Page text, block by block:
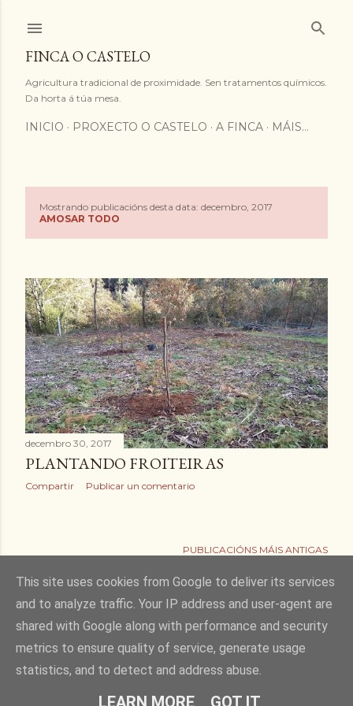
FINCA O CASTELO
Agricultura tradicional de proximidade. Sen tratamentos químicos.
Da horta á túa mesa.
INICIO PROXECTO O CASTELO A FINCA MÁIS…
b
l
i
c
a
c
i
ó
s
Mostrando publicacións desta data: decembro, 2017
AMOSAR TODO
decembro 30, 2017
PLANTANDO FROITEIRAS
Compartir Publicar un comentario
PUBLICACIÓNS MÁIS ANTIGAS
Con tecnoloxía de Blogger
Fotos de Eva Olveira
This site uses cookies from Google to deliver its services
and to analyze traffic. Your IP address and user-agent are
shared with Google along with performance and security
metrics to ensure quality of service, generate usage
statistics, and to detect and address abuse.
LEARN MORE GOT IT